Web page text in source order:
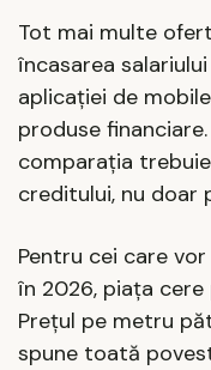
Tot mai multe
încasarea
aplicației de
produse
comparația
creditului, nu doar
Pentru cei care
în 2026, piața
Prețul pe metru
spune toată